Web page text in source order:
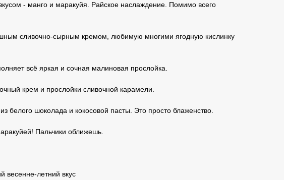
- манго и маракуйя. Райское наслаждение. Помимо всего
сливочно-сырным кремом, любимую многими ягодную кислинку
всё яркая и сочная малиновая прослойка.
крем и прослойки сливочной карамели.
шоколада и кокосовой пасты. Это просто блаженство.
Пальчики оближешь.
весенне-летний вкус